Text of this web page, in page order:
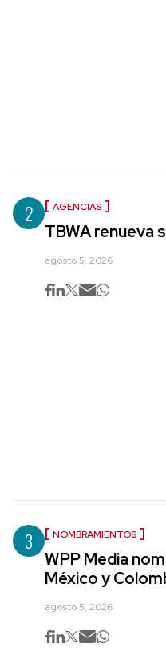
2 AGENCIAS
TBWA renueva
agosto 5, 2026
3 NOMBRAMIENTOS
WPP Media
México y
agosto 5, 2026